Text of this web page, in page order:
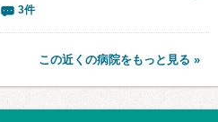
3件
この近くの病院をもっと見る »